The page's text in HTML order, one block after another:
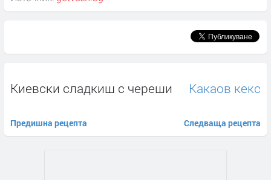
Киевски сладкиш с череши
Предишна рецепта
Какаов кекс
Следваща рецепта